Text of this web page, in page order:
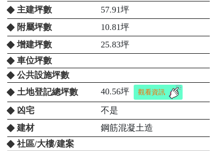
主建坪數
57.91坪
附屬坪數
10.81坪
增建坪數
25.83坪
車位坪數
公共設施坪數
土地登記總坪數
40.56坪 觀看資訊
凶宅
不是
建材
鋼筋混凝土造
社區/大樓/建案